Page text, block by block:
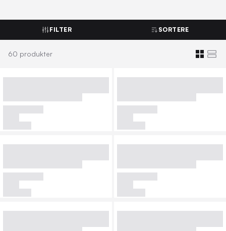
FILTER SORTERE
60 produkter